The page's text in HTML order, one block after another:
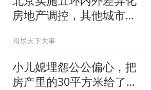
房地产调控，其他城市或
阅尽天下大事
小儿媳埋怨公公偏心，把
房产里的30平方米给了大